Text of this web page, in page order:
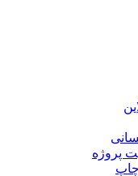
پروژه
چاپ